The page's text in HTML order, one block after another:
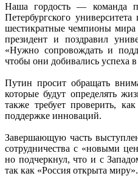
Наша гордость — команда
Петербургского
шестикратные чемпионы
президент и поздравил
«Нужно сопровождать и
чтобы они добивались успеха
Путин просит обращать
которые будут определять
также требует проверить,
поддержке инноваций.
Завершающую часть
сотрудничества с «новыми
но подчеркнул, что и с
так как «Россия открыта миру».